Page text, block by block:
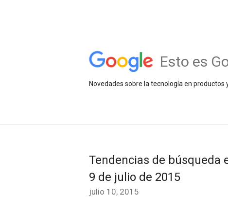
Esto es
Novedades sobre la tecnología en productos
Tendencias de búsqueda
9 de julio de 2015
julio 10, 2015